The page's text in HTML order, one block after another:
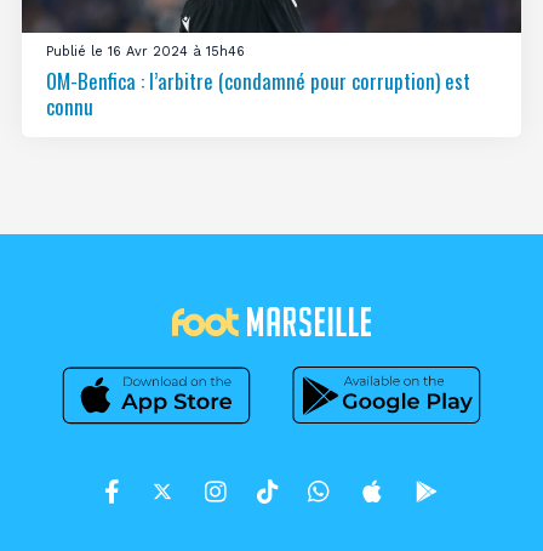
Publié le 16 Avr 2024 à 15h46
OM-Benfica : l’arbitre (condamné pour corruption) est
connu